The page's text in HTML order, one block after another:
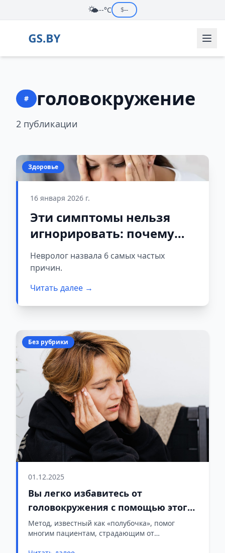
🌤️--°C $--
# головокружение
2 публикации
Здоровье
16 января 2026 г.
Эти симптомы нельзя
игнорировать: почему
кружится голова и
немеют руки
Невролог назвала 6 самых частых
причин.
Читать далее →
Без рубрики
01.12.2025
Вы легко избавитесь от
головокружения с помощью этого
простого упражнения
Метод, известный как «полубочка», помог
многим пациентам, страдающим от